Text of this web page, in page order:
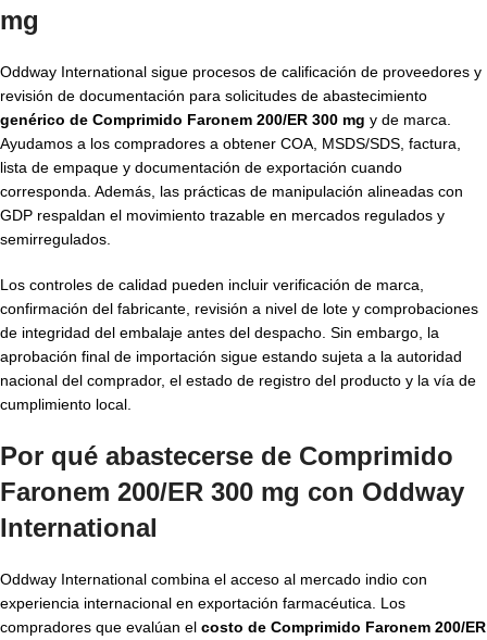
mg
Oddway International sigue procesos de calificación de proveedores y
revisión de documentación para solicitudes de abastecimiento
genérico de Comprimido Faronem 200/ER 300 mg y de marca.
Ayudamos a los compradores a obtener COA, MSDS/SDS, factura,
lista de empaque y documentación de exportación cuando
corresponda. Además, las prácticas de manipulación alineadas con
GDP respaldan el movimiento trazable en mercados regulados y
semirregulados.
Los controles de calidad pueden incluir verificación de marca,
confirmación del fabricante, revisión a nivel de lote y comprobaciones
de integridad del embalaje antes del despacho. Sin embargo, la
aprobación final de importación sigue estando sujeta a la autoridad
nacional del comprador, el estado de registro del producto y la vía de
cumplimiento local.
Por qué abastecerse de Comprimido
Faronem 200/ER 300 mg con Oddway
International
Oddway International combina el acceso al mercado indio con
experiencia internacional en exportación farmacéutica. Los
compradores que evalúan el costo de Comprimido Faronem 200/ER